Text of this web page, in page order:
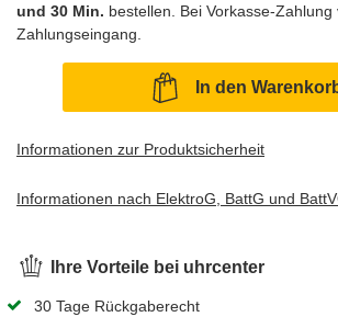
und 30 Min. bestellen. Bei Vorkasse-
Zahlungseingang.
In den
Informationen zur Produktsicherheit
Informationen nach ElektroG, BattG und
Ihre Vorteile bei uhrcenter
30 Tage Rückgaberecht